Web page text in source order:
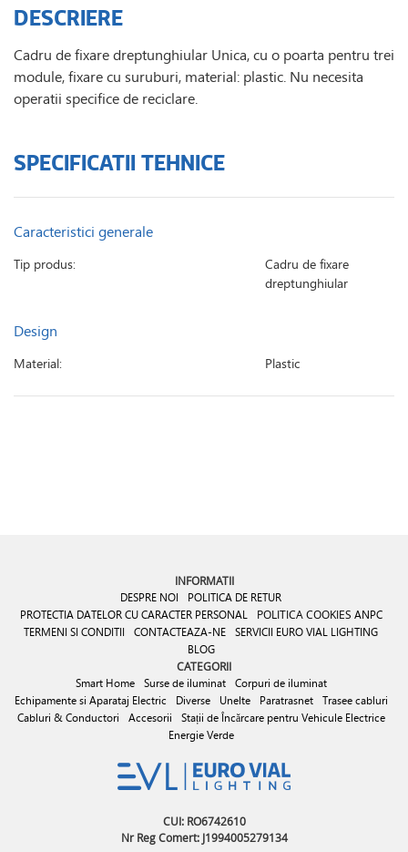
DESCRIERE
Cadru de fixare dreptunghiular Unica, cu o poarta pentru trei
module, fixare cu suruburi, material: plastic. Nu necesita
operatii specifice de reciclare.
SPECIFICATII TEHNICE
Caracteristici generale
Tip produs:
Cadru de fixare
dreptunghiular
Design
Material: Plastic
INFORMATII
DESPRE NOI
POLITICA DE RETUR
PROTECTIA DATELOR CU CARACTER PERSONAL
POLITICA COOKIES ANPC
TERMENI SI CONDITII
CONTACTEAZA-NE SERVICII EURO VIAL LIGHTING
BLOG
CATEGORII
Smart Home Surse de iluminat
Corpuri de iluminat
Echipamente si Aparataj Electric
Diverse Unelte Paratrasnet
Trasee cabluri
Cabluri & Conductori
Accesorii
Stații de Încărcare pentru Vehicule Electrice
Energie Verde
CUI: RO6742610
Nr Reg Comert: J1994005279134